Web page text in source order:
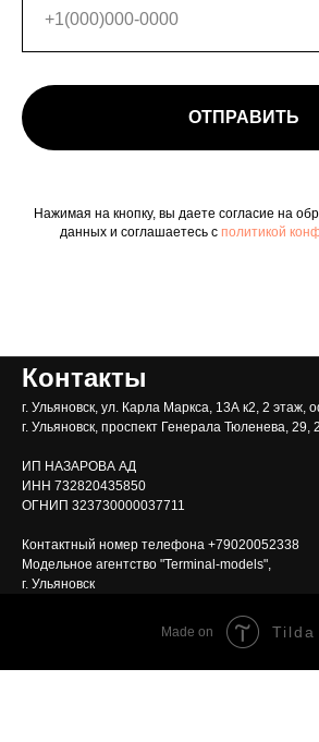
ОТПРАВИТЬ
Нажимая на кнопку, вы даете согласие на
данных и соглашаетесь c политикой
Контакты
г. Ульяновск, ул. Карла Маркса, 13А к2, 2 этаж,
г. Ульяновск, проспект Генерала Тюленева, 29,
ИП НАЗАРОВА АД
ИНН 732820435850
ОГНИП 323730000037711
Контактный номер телефона +79020052338
Модельное агентство "Terminal-models",
г. Ульяновск
Made on Tilda